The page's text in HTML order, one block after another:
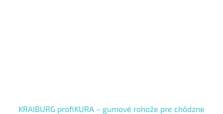
KRAIBURG profiKURA – gumové rohože pre chôdzne